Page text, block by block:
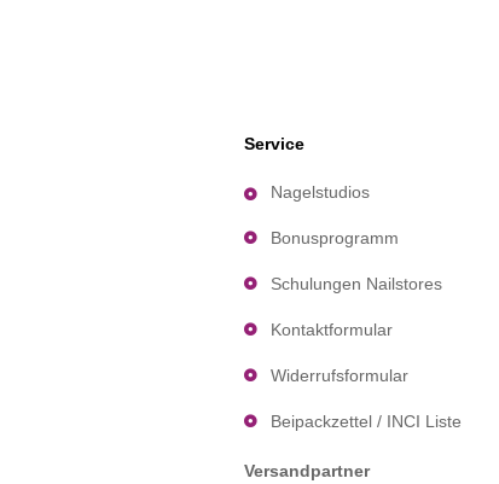
Service
Nagelstudios
Bonusprogramm
Schulungen Nailstores
Kontaktformular
Widerrufsformular
Beipackzettel / INCI Liste
Versandpartner